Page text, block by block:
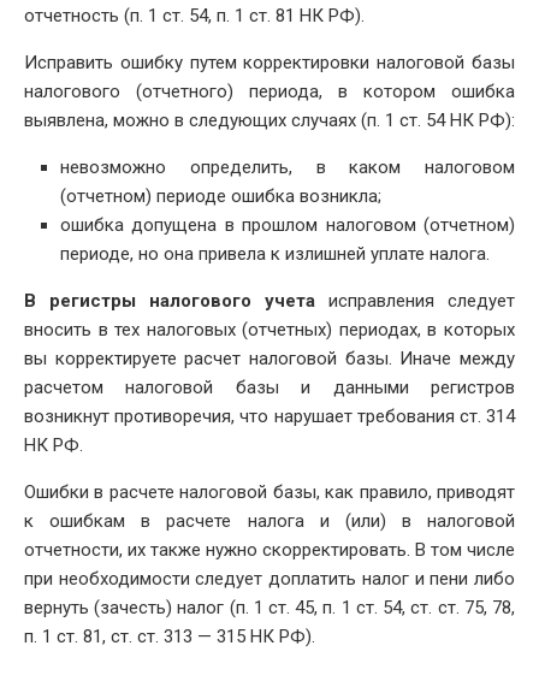
отчетность (п. 1 ст. 54, п. 1 ст. 81 НК РФ).
Исправить ошибку путем корректировки налоговой базы
налогового (отчетного) периода, в котором ошибка
выявлена, можно в следующих случаях (п. 1 ст. 54 НК РФ):
невозможно определить, в каком налоговом
(отчетном) периоде ошибка возникла;
ошибка допущена в прошлом налоговом (отчетном)
периоде, но она привела к излишней уплате налога.
В регистры налогового учета исправления следует
вносить в тех налоговых (отчетных) периодах, в которых
вы корректируете расчет налоговой базы. Иначе между
расчетом налоговой базы и данными регистров
возникнут противоречия, что нарушает требования ст. 314
НК РФ.
Ошибки в расчете налоговой базы, как правило, приводят
к ошибкам в расчете налога и (или) в налоговой
отчетности, их также нужно скорректировать. В том числе
при необходимости следует доплатить налог и пени либо
вернуть (зачесть) налог (п. 1 ст. 45, п. 1 ст. 54, ст. ст. 75, 78,
п. 1 ст. 81, ст. ст. 313 — 315 НК РФ).